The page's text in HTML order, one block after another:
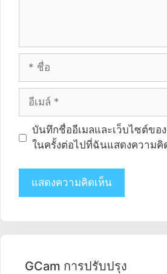
ชื่อ
อีเมล
จอง
ทาง
บันทึกชื่ออีเมลและเว็บไซต์ขอ
ในครั้งต่อไปที่ฉันแสดงความคิ
GCam การปรับปรุง